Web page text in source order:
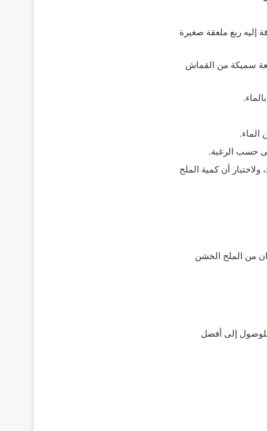
إليه ربع ملعقة صغيرة
سميكة من القماش
حسب الرغبة.
أن كمية الملح
ملعقتان كبيرتان من الملح الخشن
إلى أفضل